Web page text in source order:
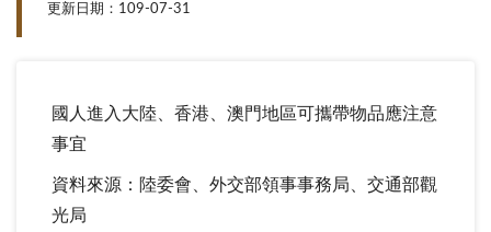
更新日期：109-07-31
國人進入大陸、香港、澳門地區可攜帶物品應注意
事宜
資料來源：陸委會、外交部領事事務局、交通部觀
光局